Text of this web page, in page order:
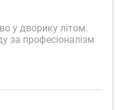
у дворику літом.
за професіоналізм